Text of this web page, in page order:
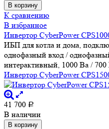
В корзину
К сравнению
В избранное
Инвертор CyberPower
ИБП для котла и дома,
однофазный вход /
интерактивный, 1000 Ва / 700
Инвертор CyberPower
41 700 Р
В наличии
В корзину